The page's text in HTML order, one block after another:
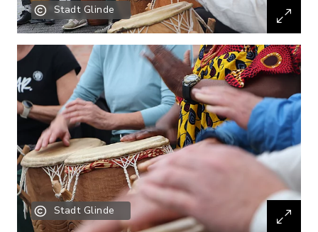
Stadt Glinde
Stadt Glinde